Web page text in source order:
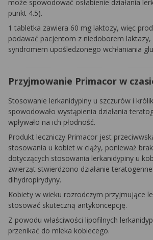
może spowodować osłabienie działania
punkt 4.5).
1 tabletka zawiera 60 mg laktozy, więc
podawać pacjentom z niedoborem
syndromem upośledzonego wchłaniania
Przyjmowanie Primacor w
Stosowanie lerkanidypiny u szczurów i
spowodowało wystąpienia działania
wpływało na ich płodność.
Produkt leczniczy Primacor jest
stosowania u kobiet w ciąży, ponieważ
dotyczących stosowania lerkanidypiny u
zwierząt stwierdzono działanie
dihydropirydyny.
Kobiety w wieku rozrodczym przyjmujące
stosować skuteczną antykoncepcję.
Z powodu właściwości lipofilnych
przenikać do mleka kobiecego.